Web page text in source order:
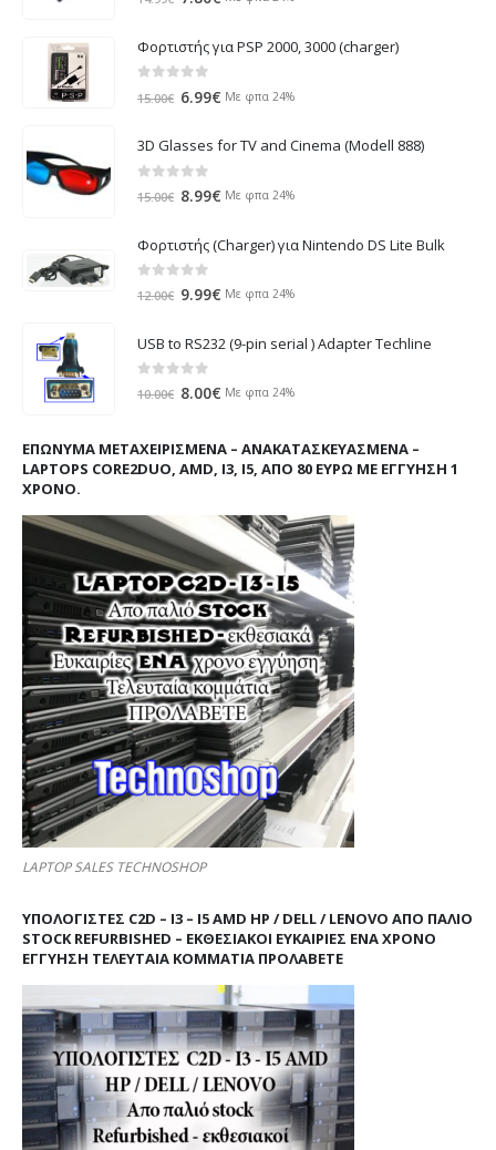
was:
14.99€.
τιμή
Φορτιστής για PSP 2000, 3000 (charger)
out of 5
15.00€ Original
was:
15.00€.
6.99€ Η
τιμή
Με φπα 24%
3D Glasses for TV and Cinema (Modell 888)
out of 5
15.00€ Original
was:
15.00€.
8.99€ Η
τιμή
είναι:
Με φπα 24%
Φορτιστής (Charger) για Nintendo DS Lite Bulk
out of 5
12.00€ Original
was:
12.00€.
9.99€ Η
τιμή
είναι:
Με φπα 24%
USB to RS232 (9-pin serial ) Adapter Techline
out of 5
10.00€ Original
10.00€.
8.00€ Η
είναι:
8.00€.
Με φπα 24%
ΕΠΏΝΥΜΑ ΜΕΤΑΧΕΙΡΙΣΜΈΝΑ – ΑΝΑΚΑΤΑΣΚΕΥΑΣΜΈΝΑ –
LAPTOPS CORE2DUO, AMD, I3, I5, ΑΠΌ 80 ΕΥΡΏ ΜΕ ΕΓΓΎΗΣΗ 1
ΧΡΌΝΟ.
LAPTOP SALES TECHNOSHOP
ΥΠΟΛΟΓΙΣΤΕΣ C2D – I3 – I5 AMD HP / DELL / LENOVO ΑΠΟ ΠΑΛΙΌ
STOCK REFURBISHED – ΕΚΘΕΣΙΑΚΟΊ ΕΥΚΑΙΡΊΕΣ ΈΝΑ ΧΡΌΝΟ
ΕΓΓΎΗΣΗ ΤΕΛΕΥΤΑΊΑ ΚΟΜΜΆΤΙΑ ΠΡΟΛΑΒΕΤΕ